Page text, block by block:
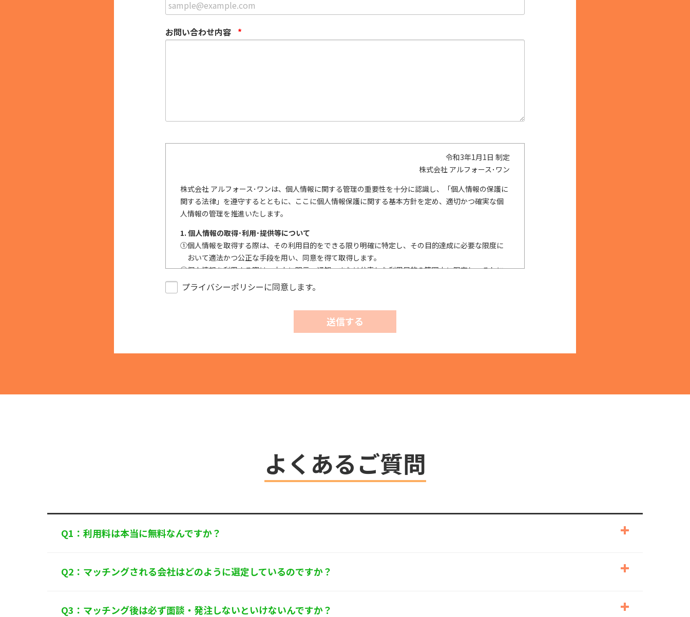
お問い合わせ内容 *
令和3年1月1日 制定
株式会社 アルフォース･ワン
株式会社 アルフォース･ワンは、個人情報に関する管理の重要性を十分に認識し、「個人情報の保護に
関する法律」を遵守するとともに、ここに個人情報保護に関する基本方針を定め、適切かつ確実な個
人情報の管理を推進いたします。
1. 個人情報の取得･利用･提供等について
①個人情報を取得する際は、その利用目的をできる限り明確に特定し、その目的達成に必要な限度に
おいて適法かつ公正な手段を用い、同意を得て取得します。
②個人情報を利用する際は、本人に明示、通知、または公表した利用目的の範囲内に限定し、それに
反する目的外利用を行なわないための措置を講じます。
措置を構築し、個人情報への不正アクセス、個人情報の漏洩、滅失または毀損等の的確な防止とセ
本人からの苦情および相談があった場合には、適切かつ迅速に対応いたします。また、個人情報を提
適正な個人情報保護の実現のため、個人情報の取扱いに関する法令、国が定める指針およびその他の
個人情報に関するお問い合わせ窓口
プライバシーポリシーに同意します。
送信する
よくあるご質問
Q1：利用料は本当に無料なんですか？
Q2：マッチングされる会社はどのように選定しているのですか？
Q3：マッチング後は必ず面談・発注しないといけないんですか？